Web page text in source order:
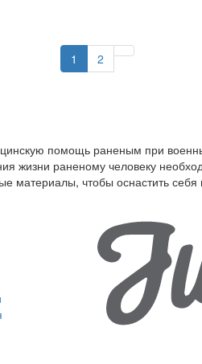
1 2
помощь раненым при
жизни раненому человеку
материалы, чтобы оснастить себя